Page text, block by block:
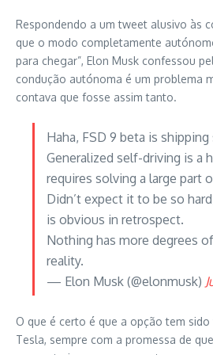
Respondendo a um tweet alusivo às
que o modo completamente
para chegar”, Elon Musk confessou
condução autónoma é um problema
contava que fosse assim tanto.
Haha, FSD 9 beta is
Generalized self-driving is a
requires solving a large part
Didn’t expect it to be so
is obvious in retrospect.
Nothing has more degrees
reality.
— Elon Musk (@elonmusk)
O que é certo é que a opção tem
Tesla, sempre com a promessa de